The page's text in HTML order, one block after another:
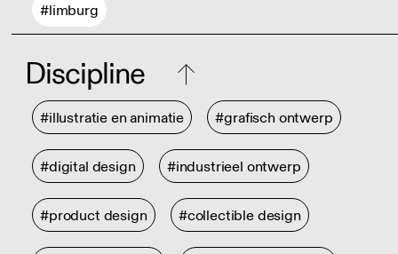
#limburg
Discipline
#illustratie en animatie #grafisch ontwerp
#digital design #industrieel ontwerp
#product design #collectible design